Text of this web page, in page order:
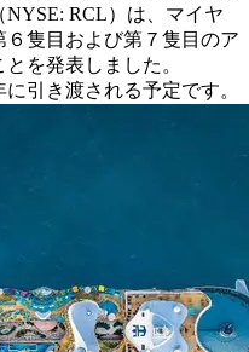
RCL）は、マイヤ
隻目および第７隻目のア
を発表しました。
引き渡される予定です。